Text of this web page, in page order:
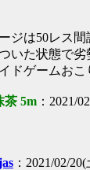
ジは50レス間
いた状態で
ドゲームお
茶 5m ：2021/
：2021/02/